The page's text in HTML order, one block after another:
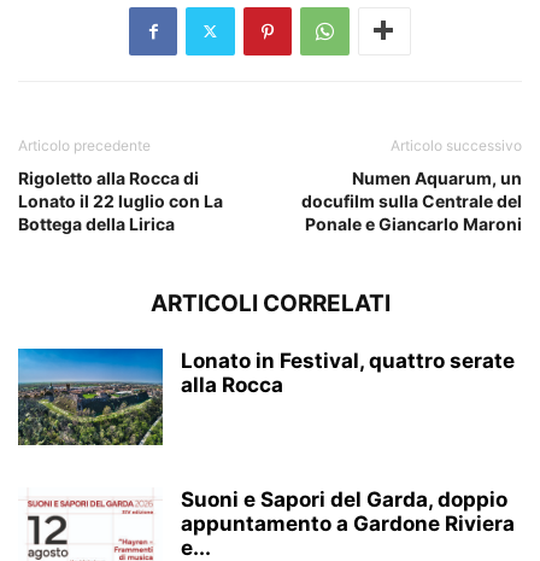
Articolo precedente
Rigoletto alla Rocca di
Lonato il 22 luglio con La
Bottega della Lirica
Articolo successivo
Numen Aquarum, un
docufilm sulla Centrale del
Ponale e Giancarlo Maroni
ARTICOLI CORRELATI
Lonato in Festival, quattro serate
alla Rocca
Suoni e Sapori del Garda, doppio
appuntamento a Gardone Riviera
e...